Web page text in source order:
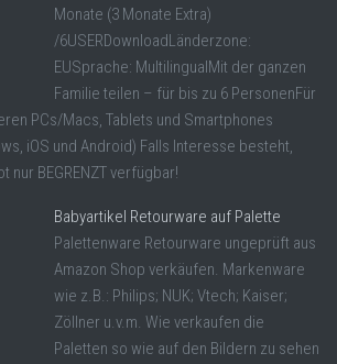
Monate (3 Monate Extra)
/6USERDownloadLänderzone:
EUSprache: MultilingualMit der ganzen
Familie teilen – für bis zu 6 PersonenFür
PCs/Macs, Tablets und Smartphones
iOS und Android) Falls Interesse besteht,
nur BEGRENZT verfügbar!
Babyartikel Retourware auf Palette
Palettenware Retourware ungeprüft aus
Amazon Shop verkäufen. Markenware
wie z.B.: Philips; NUK; Vtech; Kaiser;
Zöllner u.v.m. Wie verkaufen die
Paletten so wie auf den Bildern zu sehen